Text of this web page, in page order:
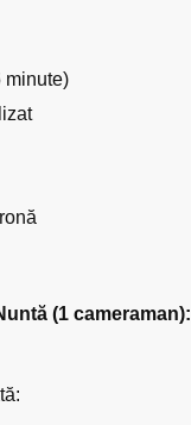
minute)
(1 cameraman):